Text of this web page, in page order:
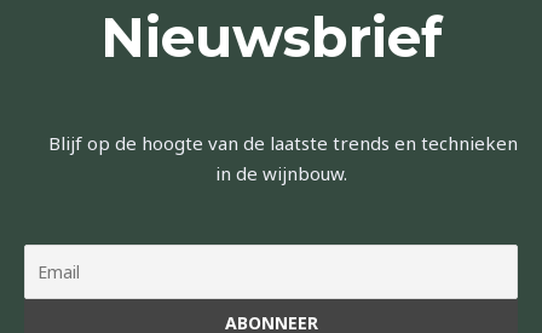
Nieuwsbrief
Blijf op de hoogte van de laatste trends en technieken
in de wijnbouw.